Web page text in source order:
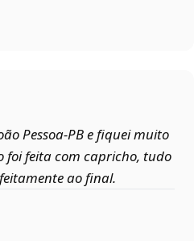
Pessoa‑PB e fiquei muito
foi feita com capricho, tudo
ao final.